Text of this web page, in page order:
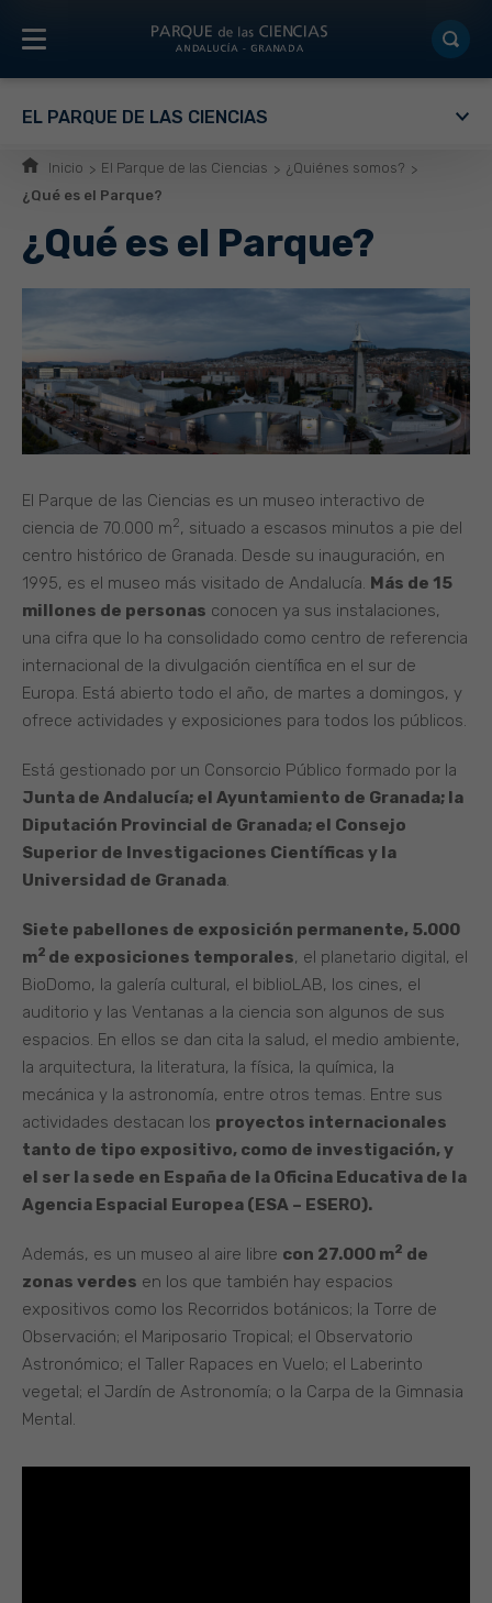
EL PARQUE DE LAS CIENCIAS
Inicio El Parque de las Ciencias
¿Quiénes somos?
¿Qué es el Parque?
¿Qué es el Parque?
El Parque de las Ciencias es un museo interactivo de
ciencia de 70.000 m2, situado a escasos minutos a pie del
centro histórico de Granada. Desde su inauguración, en
1995, es el museo más visitado de Andalucía. Más de 15
millones de personas conocen ya sus instalaciones,
una cifra que lo ha consolidado como centro de referencia
internacional de la divulgación científica en el sur de
Europa. Está abierto todo el año, de martes a domingos, y
ofrece actividades y exposiciones para todos los públicos.
Está gestionado por un Consorcio Público formado por la
Junta de Andalucía; el Ayuntamiento de Granada; la
Diputación Provincial de Granada; el Consejo
Superior de Investigaciones Científicas y la
Universidad de Granada
Siete pabellones de exposición permanente, 5.000
m2 de exposiciones temporales, el planetario digital, el
BioDomo, la galería cultural, el biblioLAB, los cines, el
auditorio y las Ventanas a la ciencia son algunos de sus
espacios. En ellos se dan cita la salud, el medio ambiente,
la arquitectura, la literatura, la física, la química, la
mecánica y la astronomía, entre otros temas. Entre sus
actividades destacan los proyectos internacionales
tanto de tipo expositivo, como de investigación, y
el ser la sede en España de la Oficina Educativa de la
Agencia Espacial Europea (ESA – ESERO).
Además, es un museo al aire libre con 27.000 m2 de
zonas verdes en los que también hay espacios
expositivos como los Recorridos botánicos; la Torre de
Observación; el Mariposario Tropical; el Observatorio
Astronómico; el Taller Rapaces en Vuelo; el Laberinto
vegetal; el Jardín de Astronomía; o la Carpa de la Gimnasia
Mental.